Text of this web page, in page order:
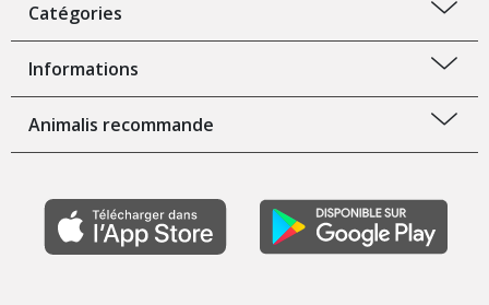
Catégories
Informations
Animalis recommande